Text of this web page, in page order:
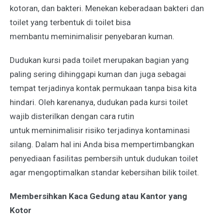
kotoran, dan bakteri. Menekan keberadaan bakteri dan
toilet yang terbentuk di toilet bisa
membantu meminimalisir penyebaran kuman.
Dudukan kursi pada toilet merupakan bagian yang
paling sering dihinggapi kuman dan juga sebagai
tempat terjadinya kontak permukaan tanpa bisa kita
hindari. Oleh karenanya, dudukan pada kursi toilet
wajib disterilkan dengan cara rutin
untuk meminimalisir risiko terjadinya kontaminasi
silang. Dalam hal ini Anda bisa mempertimbangkan
penyediaan fasilitas pembersih untuk dudukan toilet
agar mengoptimalkan standar kebersihan bilik toilet.
Membersihkan Kaca Gedung atau Kantor yang
Kotor